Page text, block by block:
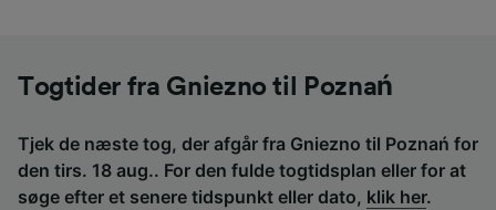
Togtider fra Gniezno til Poznań
Tjek de næste tog, der afgår fra Gniezno til Poznań for
den tirs. 18 aug.. For den fulde togtidsplan eller for at
søge efter et senere tidspunkt eller dato, klik her.